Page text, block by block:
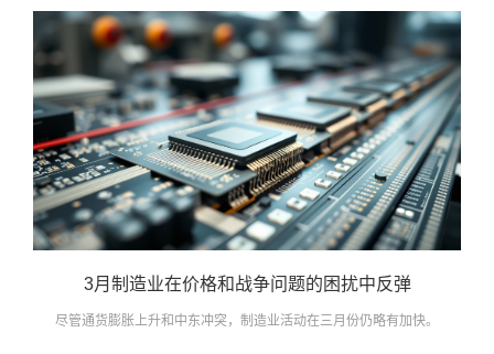
3月制造业在价格和战争问题的困扰中反弹
尽管通货膨胀上升和中东冲突，制造业活动在三月份仍略有加快。